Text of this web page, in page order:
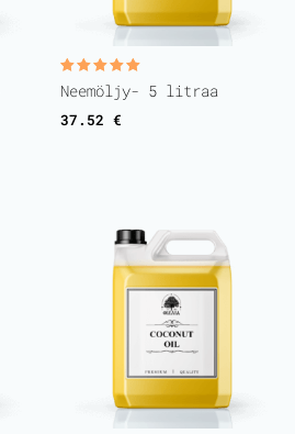
Rated
5.00
Neemöljy- 5 litraa
37.52 €